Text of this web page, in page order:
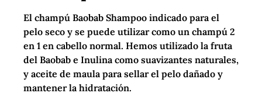
El champú Baobab Shampoo indicado para el
pelo seco y se puede utilizar como un champú 2
en 1 en cabello normal. Hemos utilizado la fruta
del Baobab e Inulina como suavizantes naturales,
y aceite de maula para sellar el pelo dañado y
mantener la hidratación.